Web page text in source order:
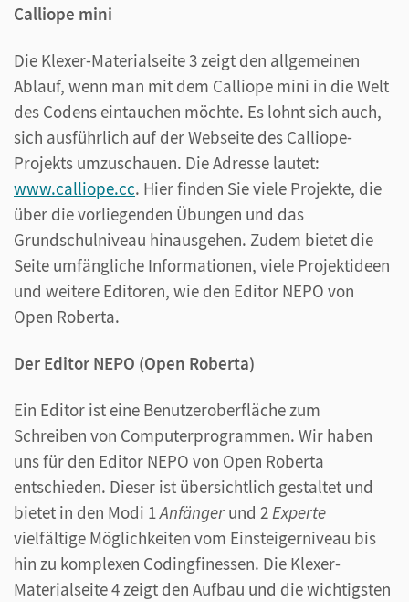
Calliope mini
Die Klexer-Materialseite 3 zeigt den allgemeinen
Ablauf, wenn man mit dem Calliope mini in die Welt
des Codens eintauchen möchte. Es lohnt sich auch,
sich ausführlich auf der Webseite des Calliope-
Projekts umzuschauen. Die Adresse lautet:
www.calliope.cc. Hier finden Sie viele Projekte, die
über die vorliegenden Übungen und das
Grundschulniveau hinausgehen. Zudem bietet die
Seite umfängliche Informationen, viele Projektideen
und weitere Editoren, wie den Editor NEPO von
Open Roberta.
Der Editor NEPO (Open Roberta)
Ein Editor ist eine Benutzeroberfläche zum
Schreiben von Computerprogrammen. Wir haben
uns für den Editor NEPO von Open Roberta
entschieden. Dieser ist übersichtlich gestaltet und
bietet in den Modi 1Anfänger und 2Experte
vielfältige Möglichkeiten vom Einsteigerniveau bis
hin zu komplexen Codingfinessen. Die Klexer-
Materialseite 4 zeigt den Aufbau und die wichtigsten